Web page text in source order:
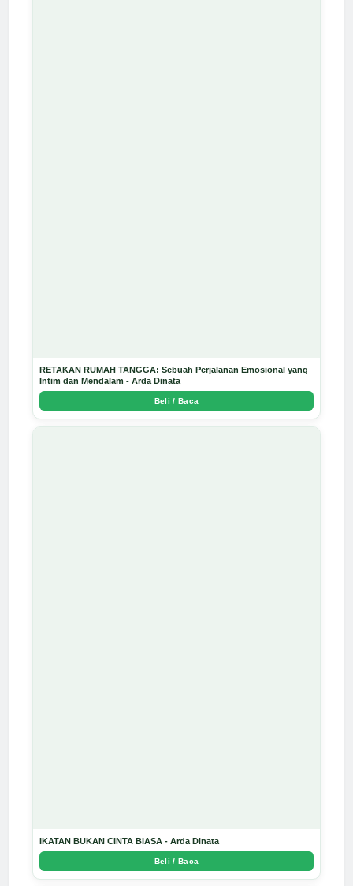
RETAKAN RUMAH TANGGA: Sebuah Perjalanan Emosional yang
Intim dan Mendalam - Arda Dinata
Beli / Baca
IKATAN BUKAN CINTA BIASA - Arda Dinata
Beli / Baca